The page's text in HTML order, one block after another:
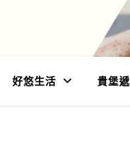
好悠生活 貴堡遞